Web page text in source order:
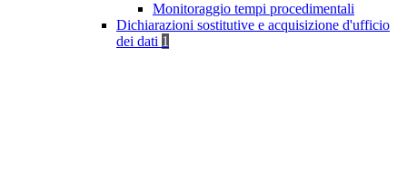
Monitoraggio tempi procedimentali
Dichiarazioni sostitutive e acquisizione d'ufficio
dei dati 1